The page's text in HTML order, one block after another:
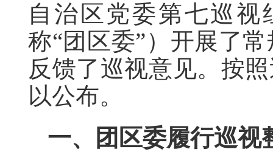
自治区党委第七巡
称“团区委”）开展了
反馈了巡视意见。按
以公布。
一、团区委履行巡视